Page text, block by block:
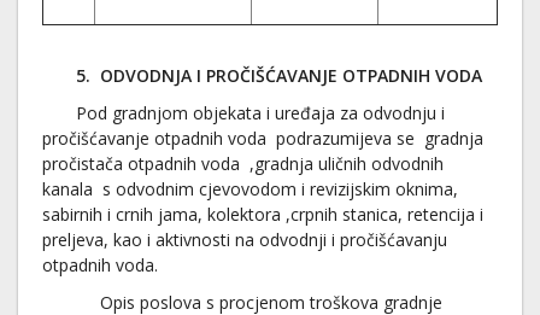
5. ODVODNJA I PROČIŠĆAVANJE OTPADNIH VODA
Pod gradnjom objekata i uređaja za odvodnju i
pročišćavanje otpadnih voda podrazumijeva se gradnja
pročistača otpadnih voda ,gradnja uličnih odvodnih
kanala s odvodnim cjevovodom i revizijskim oknima,
sabirnih i crnih jama, kolektora ,crpnih stanica, retencija i
preljeva, kao i aktivnosti na odvodnji i pročišćavanju
otpadnih voda.
Opis poslova s procjenom troškova gradnje